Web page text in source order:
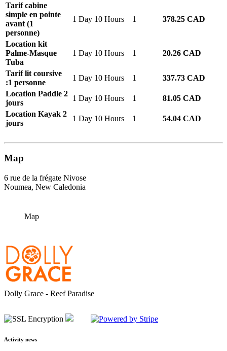
Tarif cabine
simple en pointe
avant (1
personne)
1 Day 10 Hours 1 378.25 CAD
Location kit
Palme-Masque
Tuba
1 Day 10 Hours 1 20.26 CAD
Tarif lit coursive
:1 personne
1 Day 10 Hours 1
337.73 CAD
Location Paddle 2
jours
1 Day 10 Hours 1
81.05 CAD
Location Kayak 2
jours
1 Day 10 Hours 1 54.04 CAD
Map
6 rue de la frégate Nivose
Noumea, New Caledonia
Map
Dolly Grace - Reef Paradise
Activity news